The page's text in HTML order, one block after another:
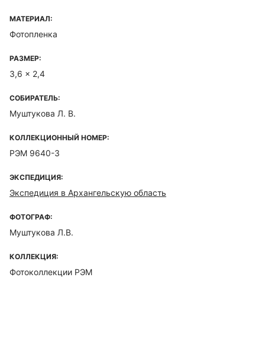
МАТЕРИАЛ:
Фотопленка
РАЗМЕР:
3,6 x 2,4
СОБИРАТЕЛЬ:
Муштукова Л. В.
КОЛЛЕКЦИОННЫЙ НОМЕР:
РЭМ 9640-3
ЭКСПЕДИЦИЯ:
Экспедиция в Архангельскую область
ФОТОГРАФ:
Муштукова Л.В.
КОЛЛЕКЦИЯ:
Фотоколлекции РЭМ